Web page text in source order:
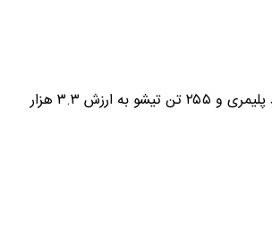
در تالار حراج همزمان ۷ هزار و ۳۳۲ تن محصول شامل ۶ هزار و ۷۲۵ تن آلومینیوم، ۳۵۲ تن مواد پلیمری و ۲۵۵ تن تیشو به ارزش ۳.۳ هزار